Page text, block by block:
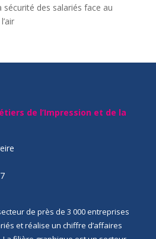
des salariés face au
de l’Impression et de la
de près de 3 000 entreprises
et réalise un chiffre d’affaires